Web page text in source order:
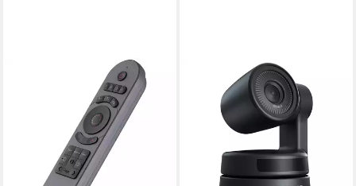
Fernbedienung und
Präsentationsklicker 230311
ab 60,94 €
lieferbar - in 2-3 Werktagen bei dir